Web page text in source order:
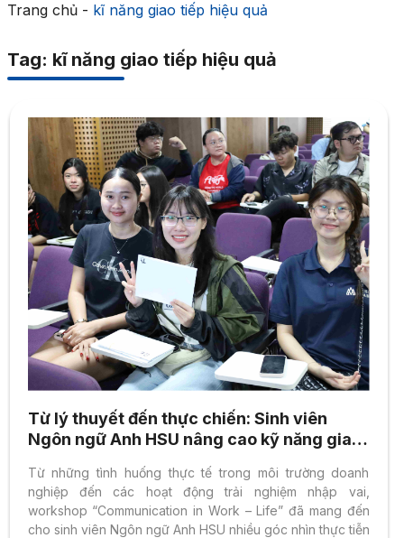
Trang chủ- kĩ năng giao tiếp hiệu quả
Tag: kĩ năng giao tiếp hiệu quả
Từ lý thuyết đến thực chiến: Sinh viên
Ngôn ngữ Anh HSU nâng cao kỹ năng giao
Từ những tình huống thực tế trong môi trường doanh
nghiệp đến các hoạt động trải nghiệm nhập vai,
workshop “Communication in Work – Life” đã mang đến
cho sinh viên Ngôn ngữ Anh HSU nhiều góc nhìn thực tiễn